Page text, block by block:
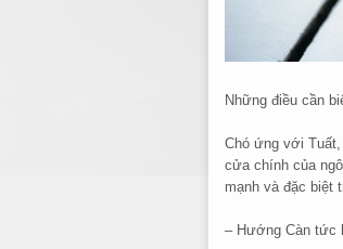
Những điều cần
Chó ứng với
cửa chính của
mạnh và đặc biệt
– Hướng Càn tức